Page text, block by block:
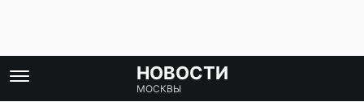
НОВОСТИ
МОСКВЫ